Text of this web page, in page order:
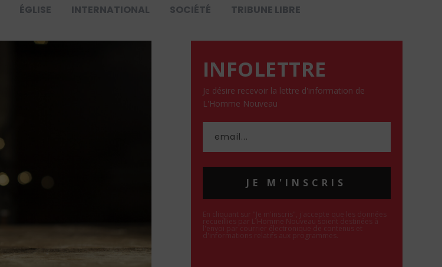
ÉGLISE INTERNATIONAL SOCIÉTÉ TRIBUNE LIBRE
INFOLETTRE
Je désire recevoir la lettre d'information de
L'Homme Nouveau
JE M'INSCRIS
En cliquant sur "Je m'inscris", j'accepte que les données
recueillies par L'Homme Nouveau soient destinées à
l'envoi par courrier électronique de contenus et
d'informations relatifs aux programmes.